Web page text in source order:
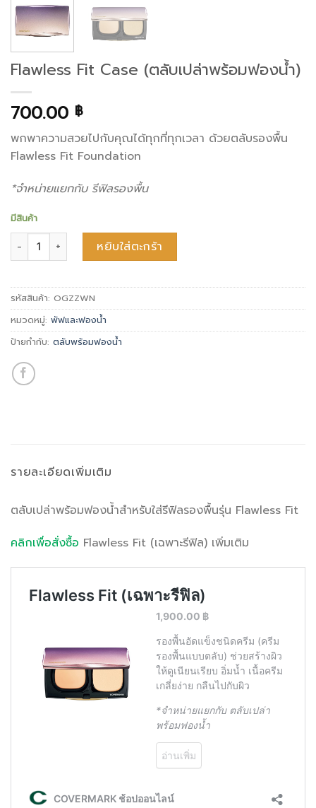
Flawless Fit Case (ตลับเปล่าพร้อมฟองน้ำ)
700.00 ฿
พกพาความสวยไปกับคุณได้ทุกที่ทุกเวลา ด้วยตลับรองพื้น
Flawless Fit Foundation
*จำหน่ายแยกกับ รีฟิลรองพื้น
มีสินค้า
จำนวน Flawless Fit Case (ตลับเปล่าพร้อมฟองน้ำ) ชิ้น
หยิบใส่ตะกร้า
รหัสสินค้า: OGZZWN
หมวดหมู่: พัฟและฟองน้ำ
ป้ายกำกับ: ตลับพร้อมฟองน้ำ
รายละเอียดเพิ่มเติม
ตลับเปล่าพร้อมฟองน้ำสำหรับใส่รีฟิลรองพื้นรุ่น Flawless Fit
คลิกเพื่อสั่งซื้อ Flawless Fit (เฉพาะรีฟิล) เพิ่มเติม